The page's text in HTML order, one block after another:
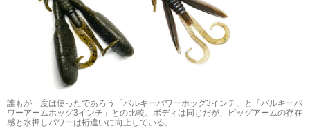
誰もが一度は使ったであろう「バルキーパワーホッグ3インチ」と「バルキーパ
ワーアームホッグ3インチ」との比較。ボディは同じだが、ビッグアームの存在
感と水押しパワーは桁違いに向上している。